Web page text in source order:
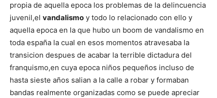
de
Perros
propia de aquella epoca los problemas de la delincuencia
juvenil,el vandalismo y todo lo relacionado con ello y
aquella epoca en la que hubo un boom de vandalismo en
toda españa la cual en esos momentos atravesaba la
transicion despues de acabar la terrible dictadura del
franquismo,en cuya epoca niños pequeños incluso de
hasta sieste años salian a la calle a robar y formaban
bandas realmente organizadas como se puede apreciar